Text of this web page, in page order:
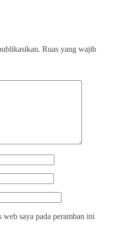
Ruas yang wajib
web saya pada peramban ini